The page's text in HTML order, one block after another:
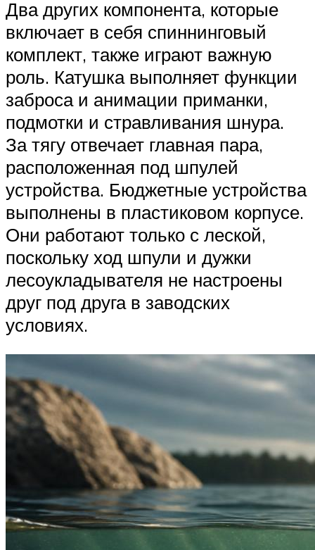
Два других компонента, которые
включает в себя спиннинговый
комплект, также играют важную
роль. Катушка выполняет функции
заброса и анимации приманки,
подмотки и стравливания шнура.
За тягу отвечает главная пара,
расположенная под шпулей
устройства. Бюджетные устройства
выполнены в пластиковом корпусе.
Они работают только с леской,
поскольку ход шпули и дужки
лесоукладывателя не настроены
друг под друга в заводских
условиях.